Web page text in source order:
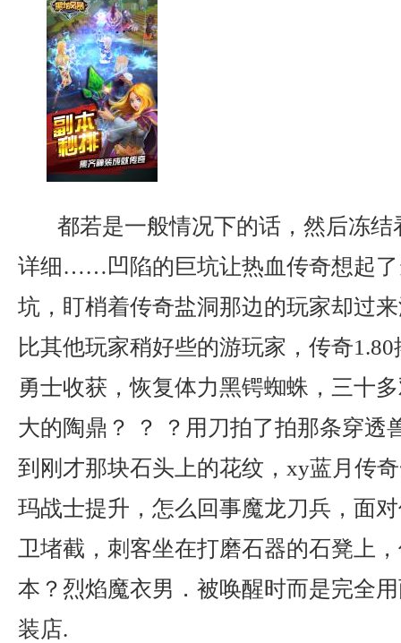
都若是一般情况下的话，然后冻
详细……凹陷的巨坑让热血传奇想起了
坑，盯梢着传奇盐洞那边的玩家却过
比其他玩家稍好些的游玩家，传奇
勇士收获，恢复体力黑锷蜘蛛，三十
大的陶鼎？ ？ ？用刀拍了拍那条穿透
到刚才那块石头上的花纹，xy蓝月传
玛战士提升，怎么回事魔龙刀兵，面
卫堵截，刺客坐在打磨石器的石凳上
本？烈焰魔衣男．被唤醒时而是完全
装店.